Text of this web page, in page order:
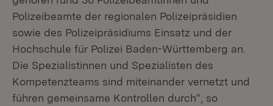
Polizeibeamte der regionalen Polizeipräsidien
sowie des Polizeipräsidiums Einsatz und der
Hochschule für Polizei Baden-Württemberg an.
Die Spezialistinnen und Spezialisten des
Kompetenzteams sind miteinander vernetzt und
führen gemeinsame Kontrollen durch“, so